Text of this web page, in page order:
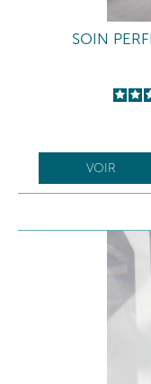
SOIN
VOIR